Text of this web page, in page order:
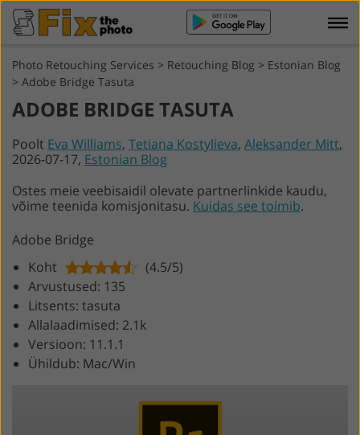
Photo Retouching Services > Retouching Blog > Estonian Blog
> Adobe Bridge Tasuta
ADOBE BRIDGE TASUTA
Poolt Eva Williams, Tetiana Kostylieva, Aleksander Mitt,
2026-07-17, Estonian Blog
Ostes meie veebisaidil olevate partnerlinkide kaudu,
võime teenida komisjonitasu. Kuidas see toimib.
Adobe Bridge
Koht
(4.5/5)
Arvustused: 135
Litsents: tasuta
Allalaadimised: 2.1k
Versioon: 11.1.1
Ühildub: Mac/Win